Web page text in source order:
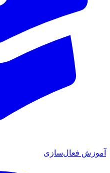
آموزش فعال‌سازی